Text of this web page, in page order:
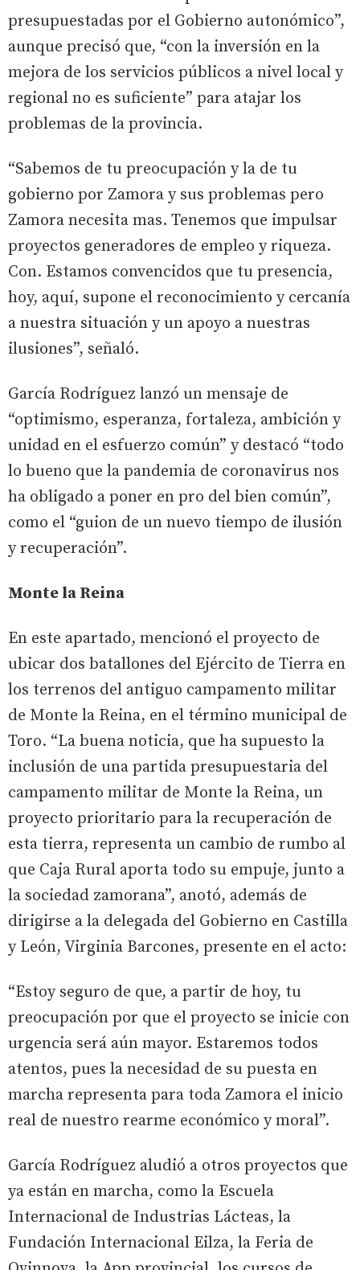
presupuestadas por el Gobierno autonómico”,
aunque precisó que, “con la inversión en la
mejora de los servicios públicos a nivel local y
regional no es suficiente” para atajar los
problemas de la provincia.
“Sabemos de tu preocupación y la de tu
gobierno por Zamora y sus problemas pero
Zamora necesita mas. Tenemos que impulsar
proyectos generadores de empleo y riqueza.
Con. Estamos convencidos que tu presencia,
hoy, aquí, supone el reconocimiento y cercanía
a nuestra situación y un apoyo a nuestras
ilusiones”, señaló.
García Rodríguez lanzó un mensaje de
“optimismo, esperanza, fortaleza, ambición y
unidad en el esfuerzo común” y destacó “todo
lo bueno que la pandemia de coronavirus nos
ha obligado a poner en pro del bien común”,
como el “guion de un nuevo tiempo de ilusión
y recuperación”.
Monte la Reina
En este apartado, mencionó el proyecto de
ubicar dos batallones del Ejército de Tierra en
los terrenos del antiguo campamento militar
de Monte la Reina, en el término municipal de
Toro. “La buena noticia, que ha supuesto la
inclusión de una partida presupuestaria del
campamento militar de Monte la Reina, un
proyecto prioritario para la recuperación de
esta tierra, representa un cambio de rumbo al
que Caja Rural aporta todo su empuje, junto a
la sociedad zamorana”, anotó, además de
dirigirse a la delegada del Gobierno en Castilla
y León, Virginia Barcones, presente en el acto:
“Estoy seguro de que, a partir de hoy, tu
preocupación por que el proyecto se inicie con
urgencia será aún mayor. Estaremos todos
atentos, pues la necesidad de su puesta en
marcha representa para toda Zamora el inicio
real de nuestro rearme económico y moral”.
García Rodríguez aludió a otros proyectos que
ya están en marcha, como la Escuela
Internacional de Industrias Lácteas, la
Fundación Internacional Eilza, la Feria de